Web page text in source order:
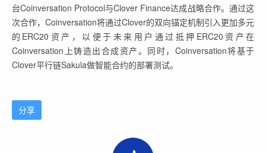
台Coinversation Protocol与Clover Finance达成战略合作。通过这
次合作，Coinversation将通过Clover的双向锚定机制引入更加多元
的ERC20资产，以便于未来用户通过抵押ERC20资产在
Coinversation上铸造出合成资产。同时，Coinversation将基于
Clover平行链Sakula做智能合约的部署测试。
分享